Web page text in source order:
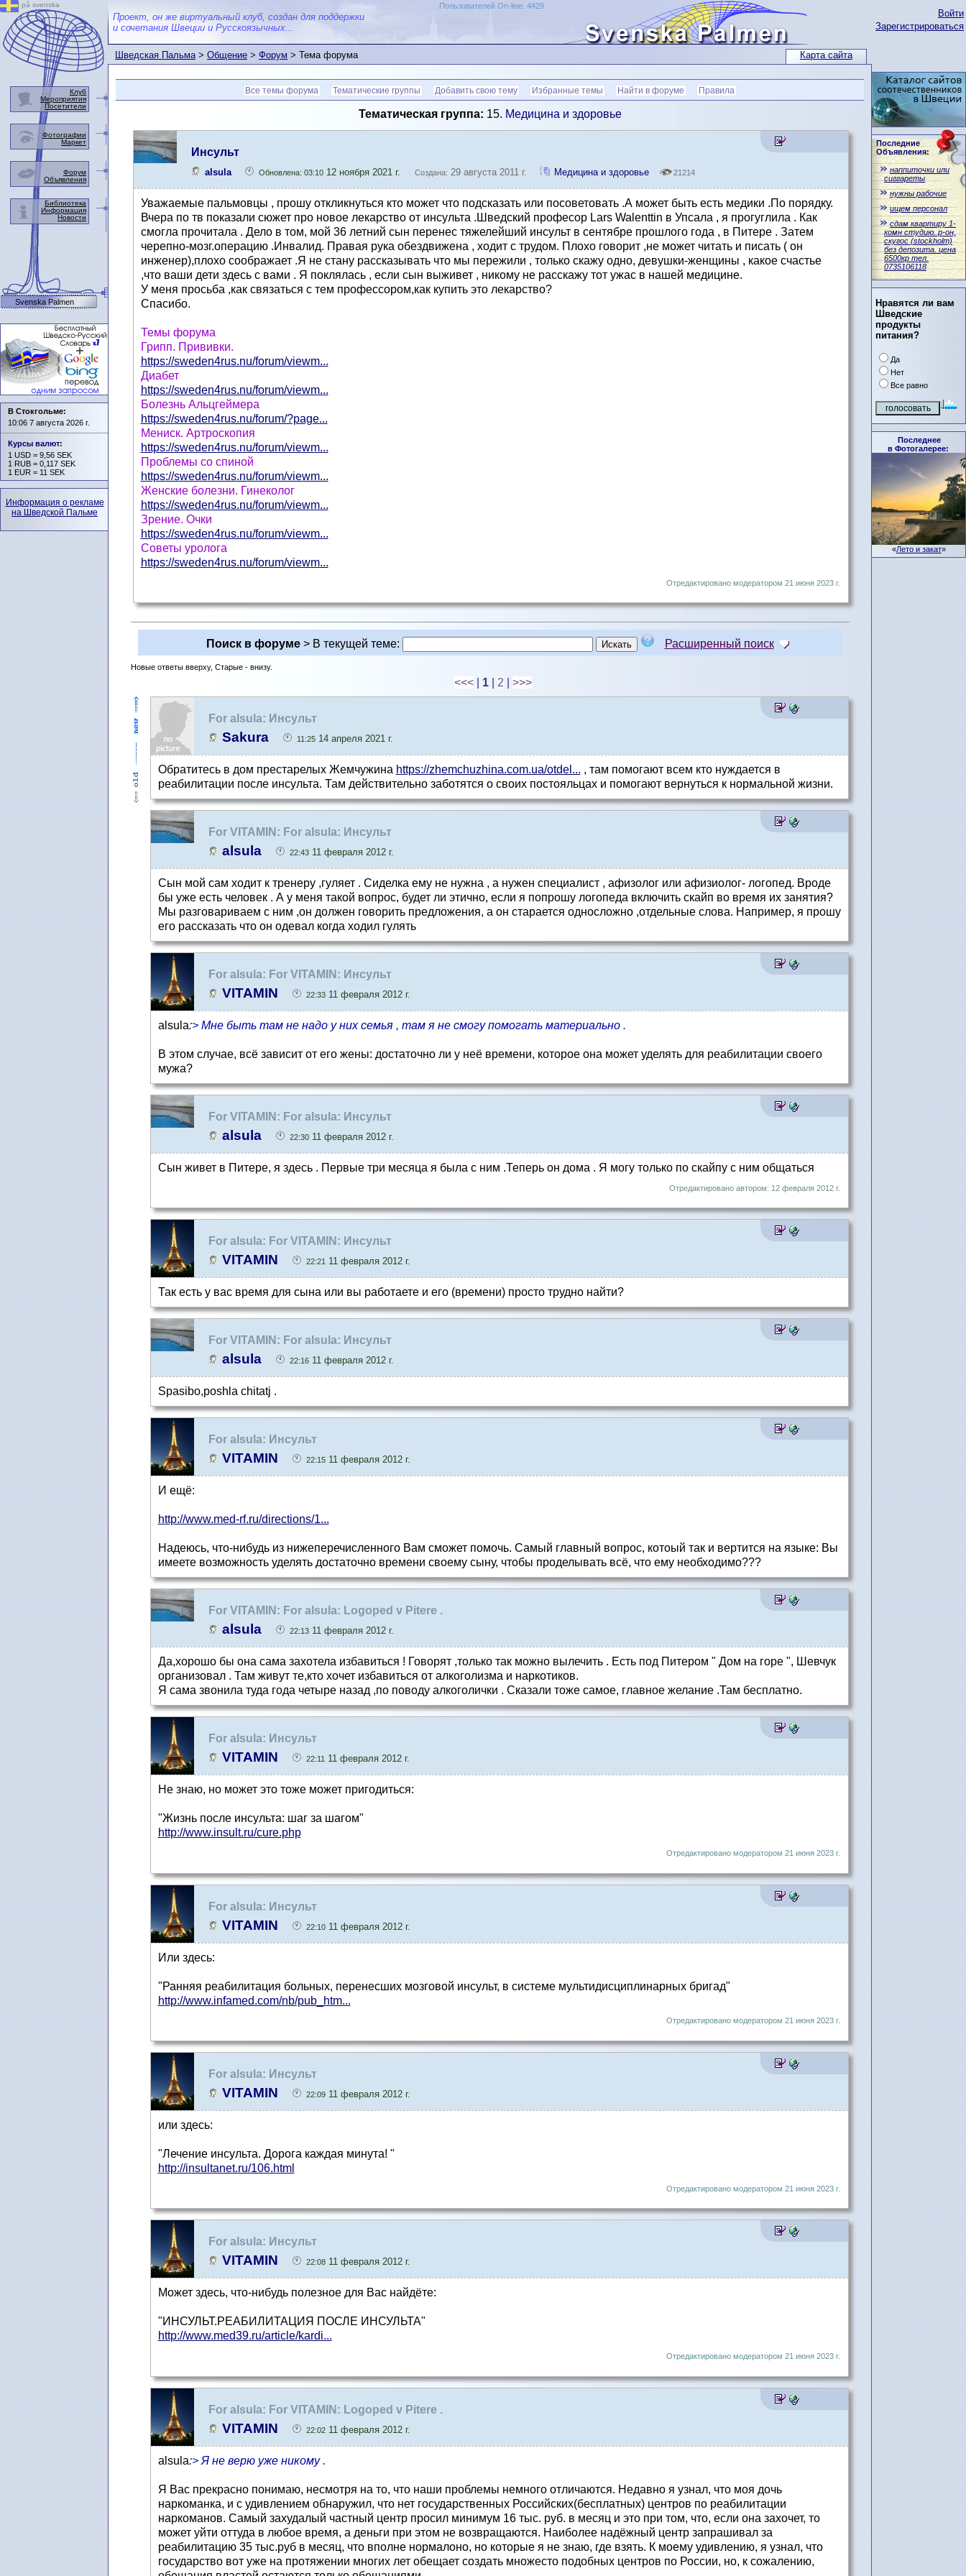
Карта сайта
Войти
Зарегистрироваться
Последние
Объявления:
наппиточки или
сиггареты
нужны рабочие
ищем персонал
сдам квартиру 1-
комн студию. р-он,
скугос (stockholm)
без депозита. цена
6500кр тел.
0735106118
Нравятся ли вам
Шведские
продукты
питания?
Да
Нет
Все равно
Последнее
в Фотогалерее:
«Лето и закат»
Проект, он же виртуальный клуб, создан для поддержки
и сочетания Швеции и Русскоязычных...
Пользователей On-line: 4429
Шведская Пальма>Общение>Форум> Тема форума
Все темы форума Тематические группы Добавить свою тему Избранные темы Найти в форуме Правила
Тематическая группа: 15. Медицина и здоровье
Инсульт
alsula Обновлена: 03:1012 ноября 2021 г. Создана: 29 августа 2011 г. Медицина и здоровье 21214
Уважаемые пальмовцы , прошу откликнуться кто может что подсказать или посоветовать .А может быть есть медики .По порядку.
Вчера по тв показали сюжет про новое лекарство от инсульта .Шведский професор Lars Walenttin в Упсала , я прогуглила . Как
смогла прочитала . Дело в том, мой 36 летний сын перенес тяжелейший инсульт в сентябре прошлого года , в Питере . Затем
черепно-мозг.операцию .Инвалид. Правая рука обездвижена , ходит с трудом. Плохо говорит ,не может читать и писать ( он
инженер),плохо соображает .Я не стану рассказывать что мы пережили , только скажу одно, девушки-женщины , какое счастье
,что ваши дети здесь с вами . Я поклялась , если сын выживет , никому не расскажу тот ужас в нашей медицине.
У меня просьба ,как связаться с тем профессором,как купить это лекарство?
Спасибо.
Темы форума
Грипп. Прививки.
https://sweden4rus.nu/forum/viewm...
Диабет
https://sweden4rus.nu/forum/viewm...
Болезнь Альцгеймера
https://sweden4rus.nu/forum/?page...
Мениск. Артроскопия
https://sweden4rus.nu/forum/viewm...
Проблемы со спиной
https://sweden4rus.nu/forum/viewm...
Женские болезни. Гинеколог
https://sweden4rus.nu/forum/viewm...
Зрение. Очки
https://sweden4rus.nu/forum/viewm...
Советы уролога
https://sweden4rus.nu/forum/viewm...
Отредактировано модератором 21 июня 2023 г.
Поиск в форуме> В текущей теме: Расширенный поиск
Новые ответы вверху, Старые - внизу.
<<< 1 2 >>>
For alsula: Инсульт
Sakura 11:2514 апреля 2021 г.
Обратитесь в дом престарелых Жемчужина https://zhemchuzhina.com.ua/otdel... , там помогают всем кто нуждается в
реабилитации после инсульта. Там действительно заботятся о своих постояльцах и помогают вернуться к нормальной жизни.
For VITAMIN: For alsula: Инсульт
alsula 22:4311 февраля 2012 г.
Сын мой сам ходит к тренеру ,гуляет . Сиделка ему не нужна , а нужен специалист , афизолог или афизиолог- логопед. Вроде
бы уже есть человек . А у меня такой вопрос, будет ли этично, если я попрошу логопеда включить скайп во время их занятия?
Мы разговариваем с ним ,он должен говорить предложения, а он старается односложно ,отдельные слова. Например, я прошу
его рассказать что он одевал когда ходил гулять
For alsula: For VITAMIN: Инсульт
VITAMIN 22:3311 февраля 2012 г.
alsula:> Мне быть там не надо у них семья , там я не смогу помогать материально .
В этом случае, всё зависит от его жены: достаточно ли у неё времени, которое она может уделять для реабилитации своего
мужа?
For VITAMIN: For alsula: Инсульт
alsula 22:3011 февраля 2012 г.
Сын живет в Питере, я здесь . Первые три месяца я была с ним .Теперь он дома . Я могу только по скайпу с ним общаться
Отредактировано автором: 12 февраля 2012 г.
For alsula: For VITAMIN: Инсульт
VITAMIN 22:21 11 февраля 2012 г.
Так есть у вас время для сына или вы работаете и его (времени) просто трудно найти?
For VITAMIN: For alsula: Инсульт
alsula 22:1611 февраля 2012 г.
Spasibo,poshla chitatj .
For alsula: Инсульт
VITAMIN 22:1511 февраля 2012 г.
И ещё:
http://www.med-rf.ru/directions/1...
Надеюсь, что-нибудь из нижеперечисленного Вам сможет помочь. Самый главный вопрос, котоый так и вертится на языке: Вы
имеете возможность уделять достаточно времени своему сыну, чтобы проделывать всё, что ему необходимо???
For VITAMIN: For alsula: Logoped v Pitere .
alsula 22:1311 февраля 2012 г.
Да,хорошо бы она сама захотела избавиться ! Говорят ,только так можно вылечить . Есть под Питером " Дом на горе ", Шевчук
организовал . Там живут те,кто хочет избавиться от алкоголизма и наркотиков.
Я сама звонила туда года четыре назад ,по поводу алкоголички . Сказали тоже самое, главное желание .Там бесплатно.
For alsula: Инсульт
VITAMIN 22:11 11 февраля 2012 г.
Не знаю, но может это тоже может пригодиться:
"Жизнь после инсульта: шаг за шагом"
http://www.insult.ru/cure.php
Отредактировано модератором 21 июня 2023 г.
For alsula: Инсульт
VITAMIN 22:1011 февраля 2012 г.
Или здесь:
"Ранняя реабилитация больных, перенесших мозговой инсульт, в системе мультидисциплинарных бригад"
http://www.infamed.com/nb/pub_htm...
Отредактировано модератором 21 июня 2023 г.
For alsula: Инсульт
VITAMIN 22:0911 февраля 2012 г.
или здесь:
"Лечение инсульта. Дорога каждая минута! "
http://insultanet.ru/106.html
Отредактировано модератором 21 июня 2023 г.
For alsula: Инсульт
VITAMIN 22:0811 февраля 2012 г.
Может здесь, что-нибудь полезное для Вас найдёте:
"ИНСУЛЬТ.РЕАБИЛИТАЦИЯ ПОСЛЕ ИНСУЛЬТА"
http://www.med39.ru/article/kardi...
Отредактировано модератором 21 июня 2023 г.
For alsula: For VITAMIN: Logoped v Pitere .
VITAMIN 22:0211 февраля 2012 г.
alsula:> Я не верю уже никому .
Я Вас прекрасно понимаю, несмотря на то, что наши проблемы немного отличаются. Недавно я узнал, что моя дочь
наркоманка, и с удивлением обнаружил, что нет государственных Российских(бесплатных) центров по реабилитации
наркоманов. Самый захудалый частный центр просил минимум 16 тыс. руб. в месяц и это при том, что, если она захочет, то
может уйти оттуда в любое время, а деньги при этом не возвращаются. Наиболее надёжный центр запрашивал за
реабилитацию 35 тыс.руб в месяц, что вполне нормалоно, но которые я не знаю, где взять. К моему удивлению, я узнал, что
государство вот уже на протяжении многих лет обещает создать множесто подобных центров по России, но, к сожалению,
på svenska
Клуб
Мероприятия
Посетители
Фотографии
Маркет
Форум
Объявления
Библиотека
Информация
Новости
Svenska Palmen
В Стокгольме:
10:06 7 августа 2026 г.
Курсы валют:
1 USD = 9,56 SEK
1 RUB = 0,117 SEK
1 EUR = 11 SEK
Информация о рекламе
на Шведской Пальме